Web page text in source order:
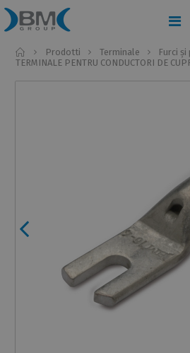
Home
Prodotti Terminale
Furci
TERMINALE PENTRU CONDUCTORI DE